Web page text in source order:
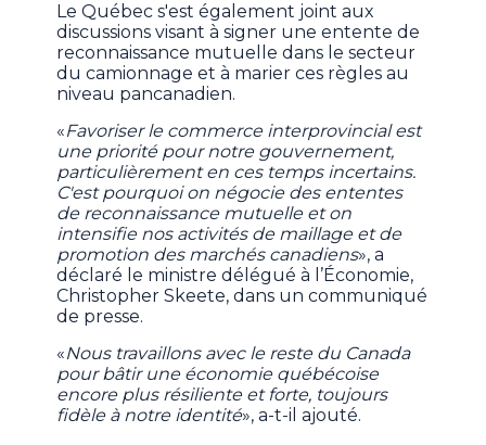
Le Québec s'est également joint aux
discussions visant à signer une entente de
reconnaissance mutuelle dans le secteur
du camionnage et à marier ces règles au
niveau pancanadien.
«Favoriser le commerce interprovincial est
une priorité pour notre gouvernement,
particulièrement en ces temps incertains.
C'est pourquoi on négocie des ententes
de reconnaissance mutuelle et on
intensifie nos activités de maillage et de
promotion des marchés canadiens», a
déclaré le ministre délégué à l’Économie,
Christopher Skeete, dans un communiqué
de presse.
«Nous travaillons avec le reste du Canada
pour bâtir une économie québécoise
encore plus résiliente et forte, toujours
fidèle à notre identité», a-t-il ajouté.